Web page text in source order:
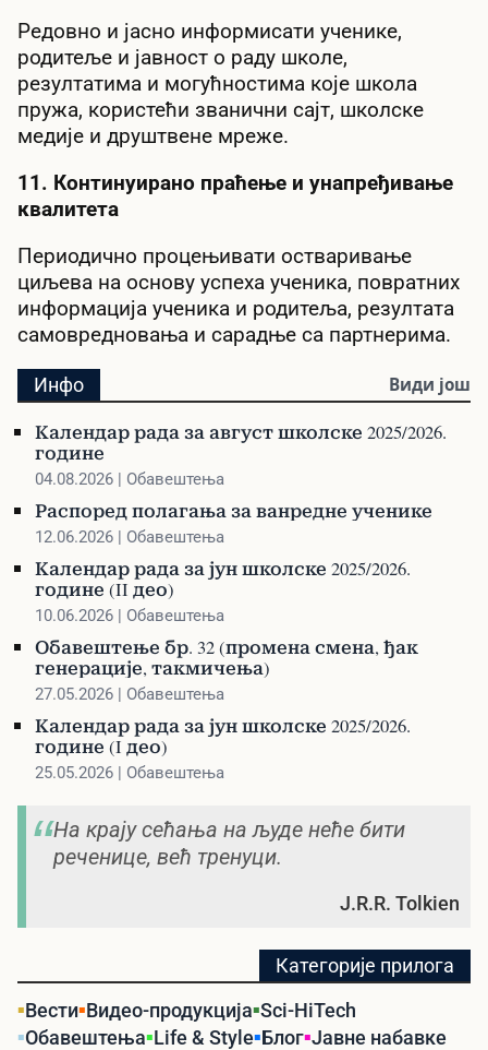
Редовно и јасно информисати ученике,
родитеље и јавност о раду школе,
резултатима и могућностима које школа
пружа, користећи званични сајт, школске
медије и друштвене мреже.
11. Континуирано праћење и унапређивање
квалитета
Периодично процењивати остваривање
циљева на основу успеха ученика, повратних
информација ученика и родитеља, резултата
самовредновања и сарадње са партнерима.
Инфо Види још
Календар рада за август школске 2025/2026.
године
04.08.2026 | Обавештења
Распоред полагања за ванредне ученике
12.06.2026 | Обавештења
Календар рада за јун школске 2025/2026.
године (II део)
10.06.2026 | Обавештења
Обавештење бр. 32 (промена смена, ђак
генерације, такмичења)
27.05.2026 | Обавештења
Календар рада за јун школске 2025/2026.
године (I део)
25.05.2026 | Обавештења
На крају сећања на људе неће бити
реченице, већ тренуци.
J.R.R. Tolkien
Категорије прилога
Вести Видео-продукција Sci-HiTech
Обавештења Life & Style Блог Јавне набавке